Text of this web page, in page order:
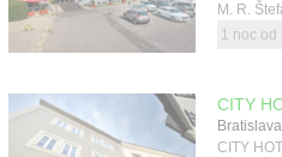
M. R.
1 noc od
CITY
Bratislava
CITY